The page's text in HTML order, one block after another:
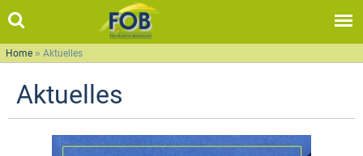
Home » Aktuelles
Aktuelles